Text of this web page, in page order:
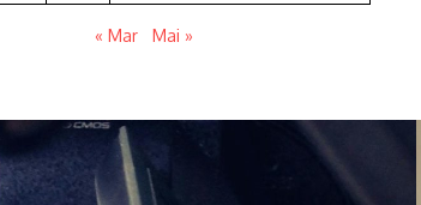
« Mar Mai »